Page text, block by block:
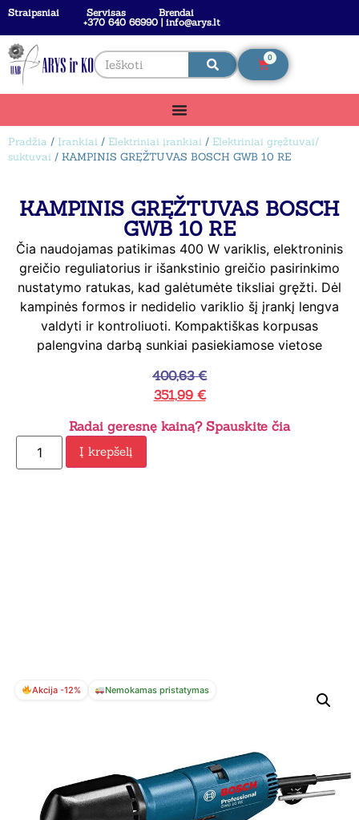
Straipsniai Servisas
Brendai
+370 640 66990 | info@arys.lt
0
Pradžia / Įrankiai / Elektriniai įrankiai / Elektriniai gręžtuvai/
suktuvai / KAMPINIS GRĘŽTUVAS BOSCH GWB 10 RE
KAMPINIS GRĘŽTUVAS BOSCH
GWB 10 RE
Čia naudojamas patikimas 400 W variklis, elektroninis
greičio reguliatorius ir išankstinio greičio pasirinkimo
nustatymo ratukas, kad galėtumėte tiksliai gręžti. Dėl
kampinės formos ir nedidelio variklio šį įrankį lengva
valdyti ir kontroliuoti. Kompaktiškas korpusas
palengvina darbą sunkiai pasiekiamose vietose
400,63€
351,99 €
Radai geresnę kainą? Spauskite čia
Į krepšelį
Akcija -12% Nemokamas pristatymas